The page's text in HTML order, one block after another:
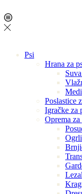
Psi
Hrana za
Poslastice
Igračke za
Oprema za